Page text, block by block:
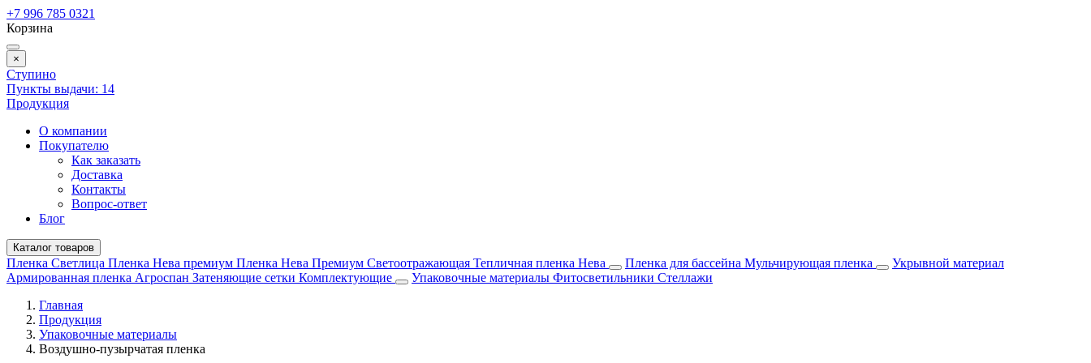
+7 996 785 0321
Корзина
×
Ступино
Пункты выдачи: 14
Продукция
О компании
Покупателю
Как заказать
Доставка
Контакты
Вопрос-ответ
Блог
Каталог товаров
Пленка Светлица Пленка Нева премиум Пленка Нева Премиум Светоотражающая Тепличная пленка Нева Пленка для бассейна Мульчирующая пленка
Укрывной материал
Армированная пленка Агроспан Затеняющие сетки Комплектующие Упаковочные материалы Фитосветильники Стеллажи
Главная
Продукция
Упаковочные материалы
Воздушно-пузырчатая пленка